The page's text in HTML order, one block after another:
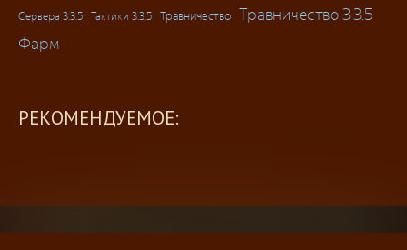
Сервера 3.3.5 Тактики 3.3.5 Травничество Травничество 3.3.5
Фарм
РЕКОМЕНДУЕМОЕ: